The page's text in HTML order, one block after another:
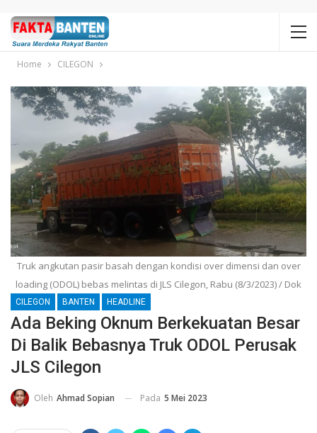
Home CILEGON
Truk angkutan pasir basah dengan kondisi over dimensi dan over
loading (ODOL) bebas melintas di JLS Cilegon, Rabu (8/3/2023) / Dok
CILEGON BANTEN HEADLINE
Ada Beking Oknum Berkekuatan Besar
Di Balik Bebasnya Truk ODOL Perusak
JLS Cilegon
Oleh Ahmad Sopian Pada 5 Mei 2023